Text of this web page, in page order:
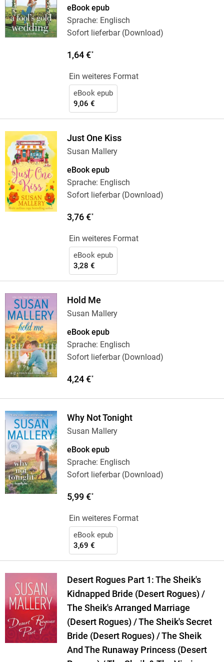
eBook epub
Sprache: Englisch
Sofort lieferbar (Download)
1,64 €*
Ein weiteres Format
eBook epub
9,06 €
Just One Kiss
Susan Mallery
eBook epub
Sprache: Englisch
Sofort lieferbar (Download)
3,76 €*
Ein weiteres Format
eBook epub
3,28 €
Hold Me
Susan Mallery
eBook epub
Sprache: Englisch
Sofort lieferbar (Download)
4,24 €*
Why Not Tonight
Susan Mallery
eBook epub
Sprache: Englisch
Sofort lieferbar (Download)
5,99 €*
Ein weiteres Format
eBook epub
3,69 €
Desert Rogues Part 1: The Sheik's
Kidnapped Bride (Desert Rogues) /
The Sheik's Arranged Marriage
(Desert Rogues) / The Sheik's Secret
Bride (Desert Rogues) / The Sheik
And The Runaway Princess (Desert